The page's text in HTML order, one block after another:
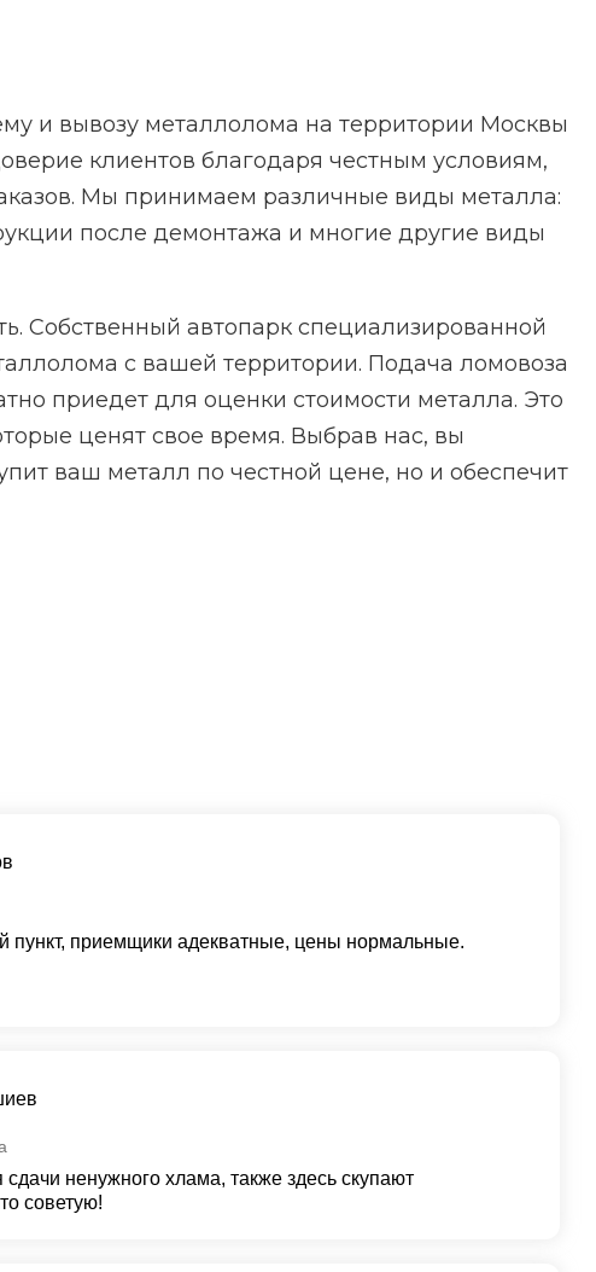
и вывозу металлолома на территории Москвы
клиентов благодаря честным условиям,
Мы принимаем различные виды металла:
после демонтажа и многие другие виды
Собственный автопарк специализированной
с вашей территории. Подача ломовоза
приедет для оценки стоимости металла. Это
ценят свое время. Выбрав нас, вы
ваш металл по честной цене, но и обеспечит
пункт, приемщики адекватные, цены нормальные.
ненужного хлама, также здесь скупают
советую!